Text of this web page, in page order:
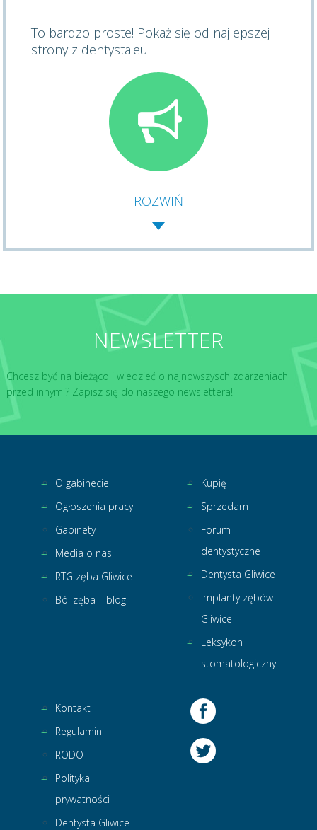
To bardzo proste! Pokaż się od najlepszej
strony z dentysta.eu
ROZWIŃ
NEWSLETTER
Chcesz być na bieżąco i wiedzieć o najnowszysch zdarzeniach
przed innymi? Zapisz się do naszego newslettera!
O gabinecie
Ogłoszenia pracy
Gabinety
Media o nas
RTG zęba Gliwice
Ból zęba – blog
Kupię
Sprzedam
Forum
dentystyczne
Dentysta Gliwice
Implanty zębów
Gliwice
Leksykon
stomatologiczny
Kontakt
Regulamin
RODO
Polityka
prywatności
Dentysta Gliwice